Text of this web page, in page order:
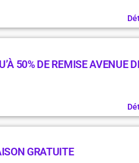
50% DE REMISE AVENUE
GRATUITE